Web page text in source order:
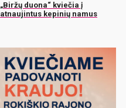
„Biržų duona“ kviečia į
atnaujintus kepinių namus